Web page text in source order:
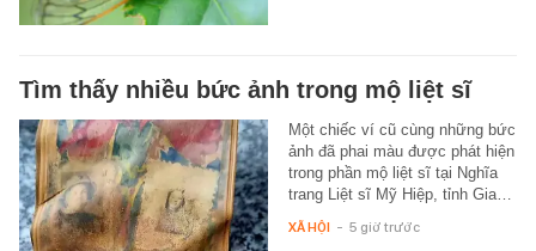
Tìm thấy nhiều bức ảnh trong mộ liệt sĩ
Một chiếc ví cũ cùng những bức
ảnh đã phai màu được phát hiện
trong phần mộ liệt sĩ tại Nghĩa
trang Liệt sĩ Mỹ Hiệp, tỉnh Gia…
XÃ HỘI - 5 giờ trước